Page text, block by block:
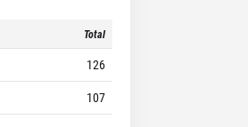
Total
126
107